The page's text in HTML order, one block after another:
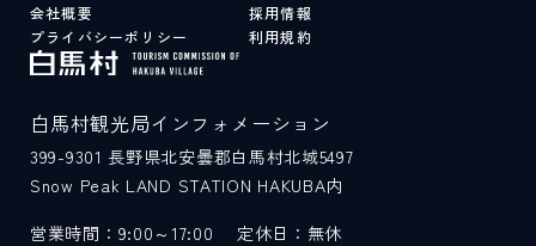
会社概要
採用情報
プライバシーポリシー
利用規約
白馬村観光局インフォメーション
399-9301 長野県北安曇郡白馬村北城5497
Snow Peak LAND STATION HAKUBA内
営業時間：9:00～17:00
定休日：無休